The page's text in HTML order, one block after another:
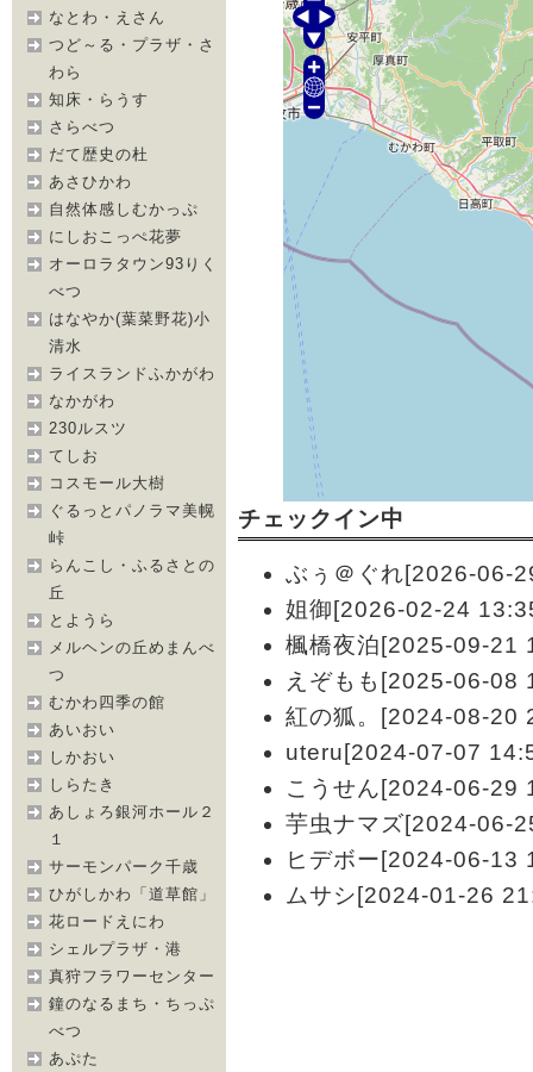
なとわ・えさん
つど～る・プラザ・さ
わら
知床・らうす
さらべつ
だて歴史の杜
あさひかわ
自然体感しむかっぷ
にしおこっぺ花夢
オーロラタウン93りく
べつ
はなやか(葉菜野花)小
清水
ライスランドふかがわ
なかがわ
230ルスツ
てしお
コスモール大樹
ぐるっとパノラマ美幌
峠
らんこし・ふるさとの
丘
とようら
メルヘンの丘めまんべ
つ
むかわ四季の館
あいおい
しかおい
しらたき
あしょろ銀河ホール２
１
サーモンパーク千歳
ひがしかわ「道草館」
花ロードえにわ
シェルプラザ・港
真狩フラワーセンター
鐘のなるまち・ちっぷ
べつ
あぷた
チェックイン中
ぶぅ＠ぐれ[2026-06-
姐御[2026-02-24
楓橋夜泊[2025-09-21
えぞもも[2025-06-08
紅の狐。[2024-08-20
uteru[2024-07-07
こうせん[2024-06-29
芋虫ナマズ[2024-06-
ヒデボー[2024-06-13
ムサシ[2024-01-26